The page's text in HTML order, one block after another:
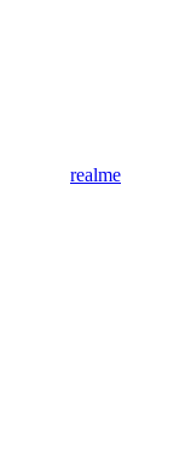
realme